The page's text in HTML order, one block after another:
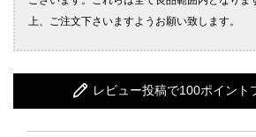
レビュー投稿で100ポイント